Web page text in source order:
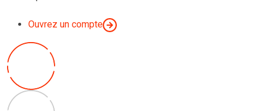
Ouvrez un compte